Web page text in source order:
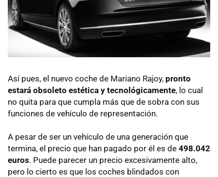
Así pues, el nuevo coche de Mariano Rajoy, pronto
estará obsoleto estética y tecnológicamente, lo cual
no quita para que cumpla más que de sobra con sus
funciones de vehículo de representación.
A pesar de ser un vehículo de una generación que
termina, el precio que han pagado por él es de 498.042
euros. Puede parecer un precio excesivamente alto,
pero lo cierto es que los coches blindados con